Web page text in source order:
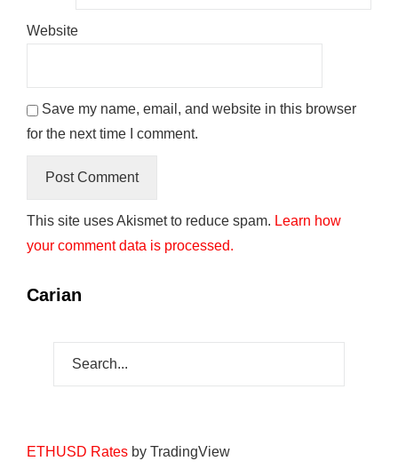
Website
Save my name, email, and website in this browser
for the next time I comment.
This site uses Akismet to reduce spam. Learn how
your comment data is processed.
Carian
ETHUSD Rates by TradingView